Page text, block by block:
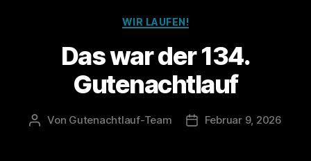
Kategorien
WIR LAUFEN!
Das war der 134.
Gutenachtlauf
Beitragsautor
Von Gutenachtlauf-Team Februar 9, 2026